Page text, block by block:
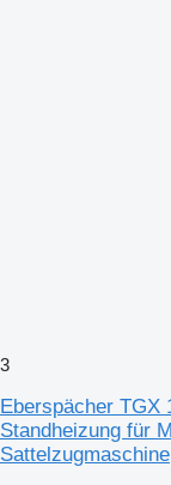
3
Eberspächer TGX
Standheizung für
Sattelzugmaschine